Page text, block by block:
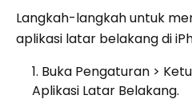
Langkah-langkah untuk
aplikasi latar belakang di
Buka Pengaturan >
Aplikasi Latar Belakang.